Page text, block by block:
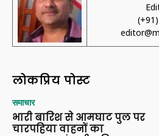
लोकप्रिय पोस्ट
समाचार
भारी बारिश से आमघाट पुल पर
चारपहिया वाहनों का